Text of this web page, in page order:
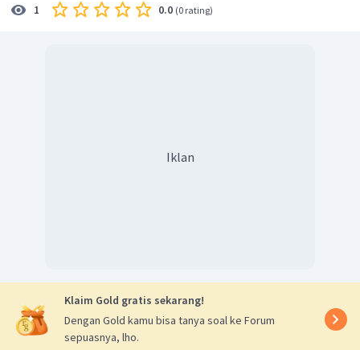
1 0.0 (0 rating)
Iklan
Klaim Gold gratis sekarang!
Dengan Gold kamu bisa tanya soal ke Forum
sepuasnya, lho.